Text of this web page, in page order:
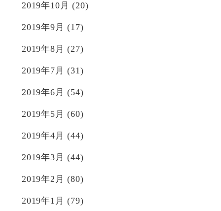
2019年10月 (20)
2019年9月 (17)
2019年8月 (27)
2019年7月 (31)
2019年6月 (54)
2019年5月 (60)
2019年4月 (44)
2019年3月 (44)
2019年2月 (80)
2019年1月 (79)